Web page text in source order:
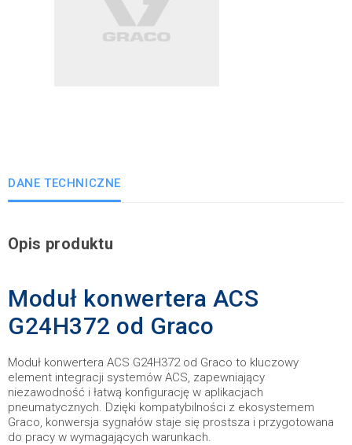
DANE TECHNICZNE
Opis produktu
Moduł konwertera ACS
G24H372 od Graco
Moduł konwertera ACS G24H372 od Graco to kluczowy
element integracji systemów ACS, zapewniający
niezawodność i łatwą konfigurację w aplikacjach
pneumatycznych. Dzięki kompatybilności z ekosystemem
Graco, konwersja sygnałów staje się prostsza i przygotowana
do pracy w wymagających warunkach.